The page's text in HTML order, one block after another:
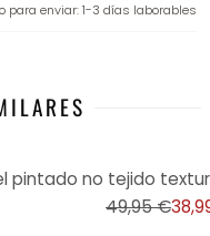
para enviar: 1-3 días laborables
49,95 €